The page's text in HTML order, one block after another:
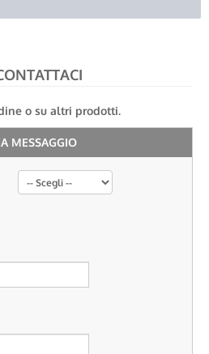
o su altri prodotti.
MESSAGGIO